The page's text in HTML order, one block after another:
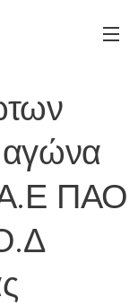
αγώνα
ΠΑΟ